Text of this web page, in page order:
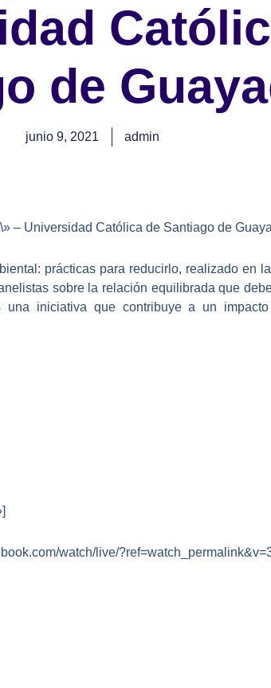
de
junio 9, 2021 admin
– Universidad Católica de Santiago de
prácticas para reducirlo, realizado en
sobre la relación equilibrada que
una iniciativa que contribuye a un
watch/live/